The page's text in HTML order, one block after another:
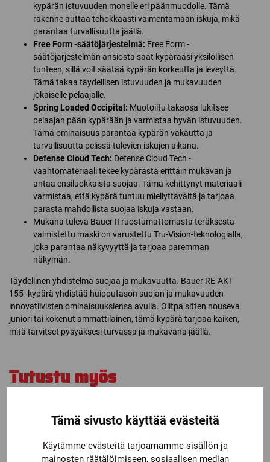
Tämä sivusto käyttää evästeitä
Käytämme evästeitä tarjoamamme sisällön ja
mainosten räätälöimiseen, sosiaalisen median
kypärän istuvuuden monelle eri päänmuodolle. Tämä
rakenne auttaa tehokkaasti vaimentamaan iskuja, mikä
parantaa turvallisuutta jäällä.
Free Form -säätöjärjestelmä: Free Form -
säätöjärjestelmän ansiosta saat kypärääsi yksilöllisen
tunteen, sillä voit säätää kypärän korkeutta ja leveyttä.
Tämä takaa täydellisen istuvuuden ja mukavuuden
jokaiselle pelaajalle.
Spring Loaded Occipital: Muotoiltu takaosa lukitsee
pelaajan pään kypärään ja varmistaa hyvän istuvuuden.
Tämä ominaisuus parantaa kypärän vakautta ja
turvallisuutta pelissä tulevien iskujen aikana.
Defense Cloud Tech: Defense Cloud Tech -
vaahtomateriaali tekee kypärästä erittäin mukavan ja
antaa ensiluokkaista suojaa. Tämä kehittynyt materiaali
varmistaa, että kypärä tuntuu miellyttävältä ja tarjoaa
parasta mahdollista suojaa iskuja vastaan.
Mukana tuleva Bauer II ruostumattomasta teräksestä
valmistettu maski on varustettu Tru-Vision-teknologialla,
joka parantaa näkyvyyttä ja tarjoaa paremman
näkymän.
Täydellinen yhdistelmä suojaa ja mukavuutta. Bauer RE-AKT
155 -kypärä yhdistää huipputason suojan ja mukavuuden
innovatiivisten ominaisuuksiensa avulla. Olitpa sitten nouseva
juniori tai kokenut ammattilainen, tämä kypärä tarjoaa kaiken,
mitä tarvitset pysyäksesi turvassa ja mukavana jäällä.
Tutustu myös